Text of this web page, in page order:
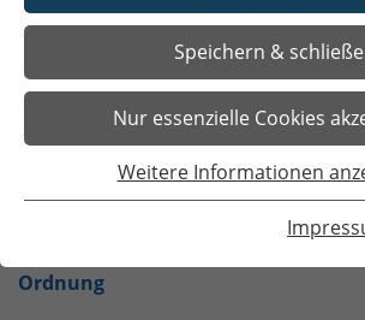
Speichern &
Nur essenzielle Cookies
Weitere Informationen
Das Wichtigste auf einen
Startseite
Bürgerservice
Verwaltungsbereiche und Servicezeiten
Ordnung